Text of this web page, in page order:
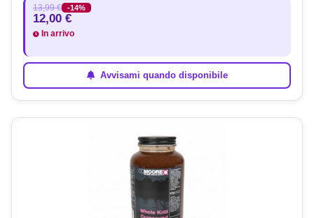
13,99 € -14%
12,00 €
In arrivo
Avvisami quando disponibile